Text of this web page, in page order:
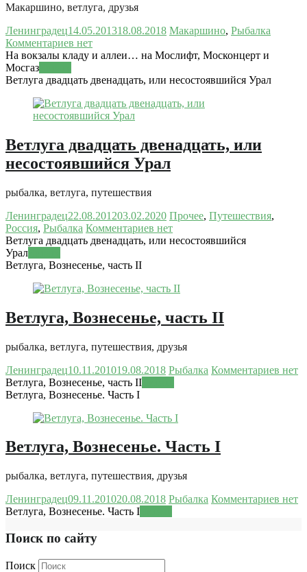
Макаршино, ветлуга, друзья
Ленинградец14.05.201318.08.2018 Макаршино, Рыбалка
Комментариев нет
На вокзалы кладу и аллеи… на Мослифт, Москонцерт и
Мосгаз
Ветлуга двадцать двенадцать, или несостоявшийся Урал
Ветлуга двадцать двенадцать, или
несостоявшийся Урал
рыбалка, ветлуга, путешествия
Ленинградец22.08.201203.02.2020 Прочее, Путешествия,
Россия, Рыбалка Комментариев нет
Ветлуга двадцать двенадцать, или несостоявшийся
Урал
Ветлуга, Вознесенье, часть II
Ветлуга, Вознесенье, часть II
рыбалка, ветлуга, путешествия, друзья
Ленинградец10.11.201019.08.2018 Рыбалка Комментариев нет
Ветлуга, Вознесенье, часть II
Ветлуга, Вознесенье. Часть I
Ветлуга, Вознесенье. Часть I
рыбалка, ветлуга, путешествия, друзья
Ленинградец09.11.201020.08.2018 Рыбалка Комментариев нет
Ветлуга, Вознесенье. Часть I
Поиск по сайту
Поиск